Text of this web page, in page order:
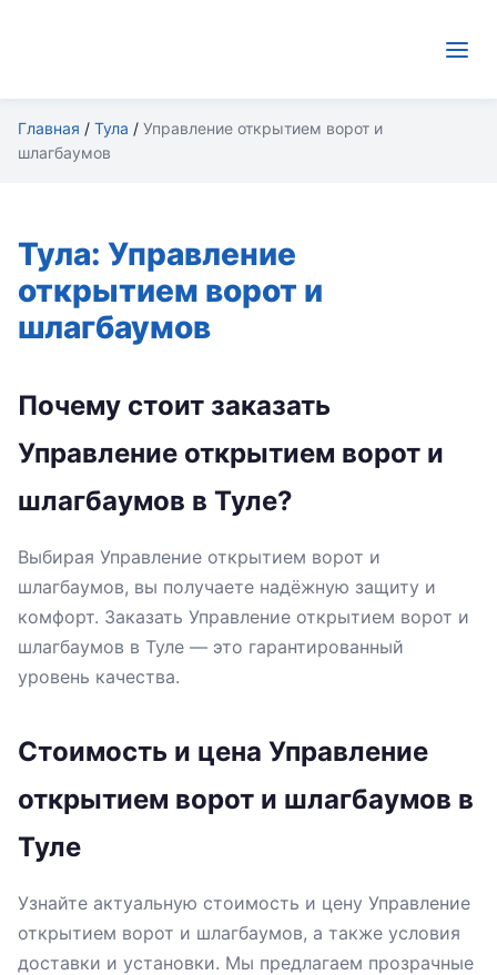
Главная / Тула / Управление открытием ворот и
шлагбаумов
Тула: Управление
открытием ворот и
шлагбаумов
Почему стоит заказать
Управление открытием ворот и
шлагбаумов в Туле?
Выбирая Управление открытием ворот и
шлагбаумов, вы получаете надёжную защиту и
комфорт. Заказать Управление открытием ворот и
шлагбаумов в Туле — это гарантированный
уровень качества.
Стоимость и цена Управление
открытием ворот и шлагбаумов в
Туле
Узнайте актуальную стоимость и цену Управление
открытием ворот и шлагбаумов, а также условия
доставки и установки. Мы предлагаем прозрачные